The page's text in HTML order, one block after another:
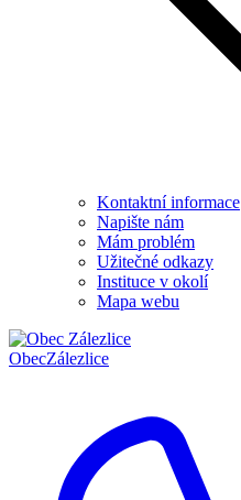
Kontaktní informace
Napište nám
Mám problém
Užitečné odkazy
Instituce v okolí
Mapa webu
ObecZálezlice